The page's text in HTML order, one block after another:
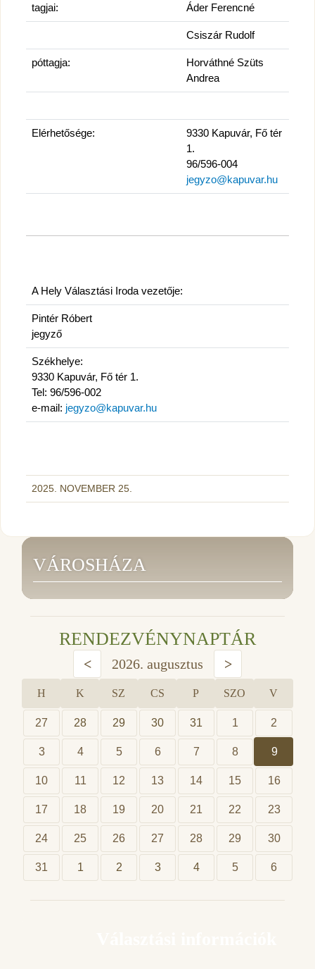
tagjai: Áder Ferencné
Csiszár Rudolf
póttagja:
Horváthné Szüts
Andrea
Elérhetősége:
9330 Kapuvár, Fő tér
1.
96/596-004
jegyzo@kapuvar.hu
A Hely Választási Iroda vezetője:
Pintér Róbert
jegyző
Székhelye:
9330 Kapuvár, Fő tér 1.
Tel: 96/596-002
e-mail: jegyzo@kapuvar.hu
2025. NOVEMBER 25.
VÁROSHÁZA
RENDEZVÉNYNAPTÁR
< 2026. augusztus >
H K SZ CS P SZO V
27 28 29 30 31 1 2
3 4 5 6 7 8 9
10 11 12 13 14 15 16
17 18 19 20 21 22 23
24 25 26 27 28 29 30
31 1 2 3 4 5 6